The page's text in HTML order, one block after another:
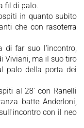
fil di palo.
in quanto subito
che con rasoterra
di far suo l'incontro,
Viviani, ma il suo tiro
palo della porta dei
al 28' con Ranelli
batte Anderloni,
con il neo